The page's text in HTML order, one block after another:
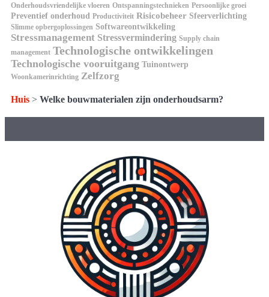
Onderhoudsvriendelijke vloeren Ontspanningstechnieken Persoonlijke groei
Preventief onderhoud Productiviteit Risicobeheer Sfeerverlichting
Slimme opbergoplossingen Softwareontwikkeling
Stressmanagement Stressvermindering Supply chain
management Technologische ontwikkelingen
Technologische vooruitgang Tuinontwerp
Woonkamerinrichting Zelfzorg
Huis > Welke bouwmaterialen zijn onderhoudsarm?